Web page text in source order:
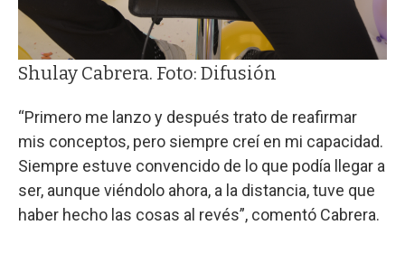
Shulay Cabrera. Foto: Difusión
“Primero me lanzo y después trato de reafirmar
mis conceptos, pero siempre creí en mi capacidad.
Siempre estuve convencido de lo que podía llegar a
ser, aunque viéndolo ahora, a la distancia, tuve que
haber hecho las cosas al revés”, comentó Cabrera.